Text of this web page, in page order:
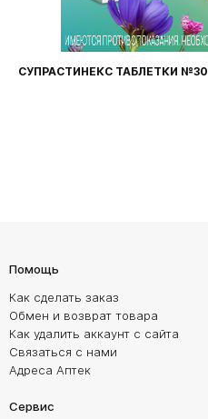
СУПРАСТИНЕКС ТАБЛЕТКИ №30
Помощь
Как сделать заказ
Обмен и возврат товара
Как удалить аккаунт с сайта
Связаться с нами
Адреса Аптек
Сервис